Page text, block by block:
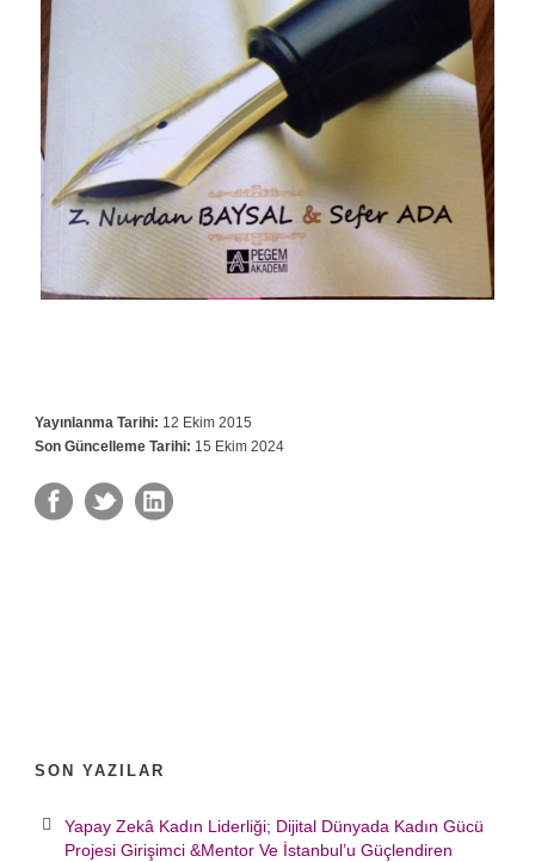
Yayınlanma Tarihi: 12 Ekim 2015
Son Güncelleme Tarihi: 15 Ekim 2024
SON YAZILAR
Yapay Zekâ Kadın Liderliği; Dijital Dünyada Kadın Gücü
Projesi Girişimci &Mentor Ve İstanbul’u Güçlendiren